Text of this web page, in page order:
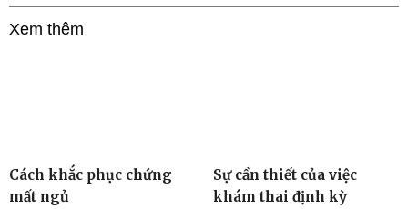
Xem thêm
Cách khắc phục chứng
mất ngủ
Sự cần thiết của việc
khám thai định kỳ